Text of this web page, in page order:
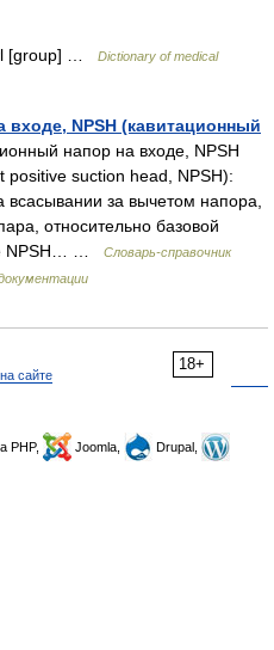
[group] …
Dictionary of medical
входе, NPSH (кавитационный
напор на входе, NPSH
positive suction head, NPSH):
за вычетом напора,
относительно базовой
NPSH… …
Словарь-справочник
18+
сайте
PHP, Joomla,
Drupal,